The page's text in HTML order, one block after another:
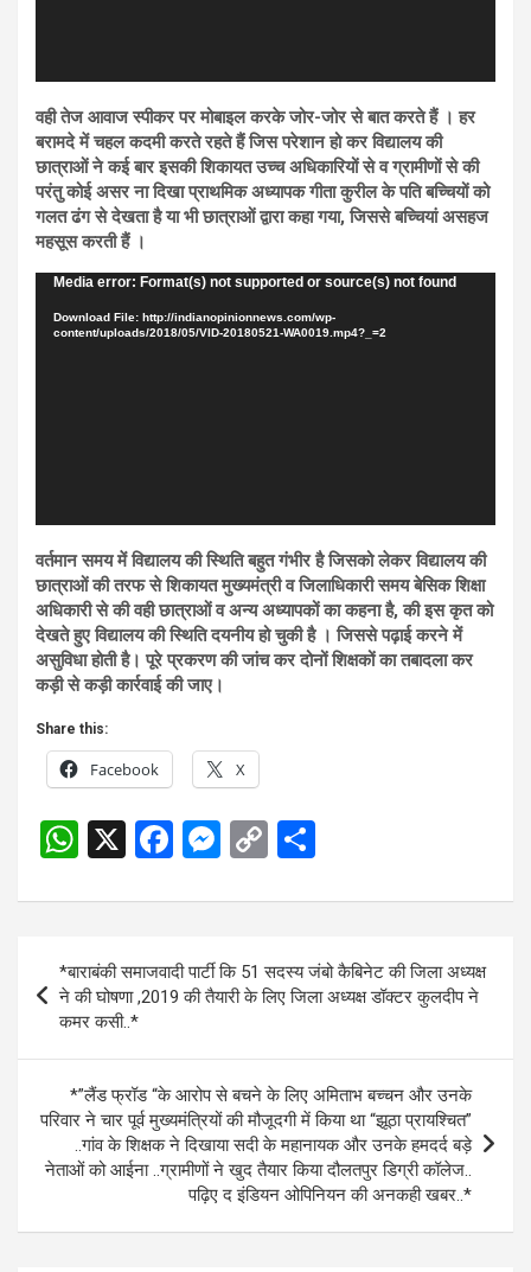
वही तेज आवाज स्पीकर पर मोबाइल करके जोर-जोर से बात करते हैं । हर
बरामदे में चहल कदमी करते रहते हैं जिस परेशान हो कर विद्यालय की
छात्राओं ने कई बार इसकी शिकायत उच्च अधिकारियों से व ग्रामीणों से की
परंतु कोई असर ना दिखा प्राथमिक अध्यापक गीता कुरील के पति बच्चियों को
गलत ढंग से देखता है या भी छात्राओं द्वारा कहा गया, जिससे बच्चियां असहज
महसूस करती हैं ।
Video
Media error: Format(s) not supported or source(s) not found
Download File: http://indianopinionnews.com/wp-
content/uploads/2018/05/VID-20180521-WA0019.mp4?_=2
वर्तमान समय में विद्यालय की स्थिति बहुत गंभीर है जिसको लेकर विद्यालय की
छात्राओं की तरफ से शिकायत मुख्यमंत्री व जिलाधिकारी समय बेसिक शिक्षा
अधिकारी से की वही छात्राओं व अन्य अध्यापकों का कहना है, की इस कृत को
देखते हुए विद्यालय की स्थिति दयनीय हो चुकी है । जिससे पढ़ाई करने में
असुविधा होती है। पूरे प्रकरण की जांच कर दोनों शिक्षकों का तबादला कर
कड़ी से कड़ी कार्रवाई की जाए।
Share this:
Facebook X
W
at
A
p
p
X
F
ce
b
o
k
M
se
n
g
C
py
n
ar
e
navigation
*बाराबंकी समाजवादी पार्टी कि 51 सदस्य जंबो कैबिनेट की जिला अध्यक्ष
ने की घोषणा ,2019 की तैयारी के लिए जिला अध्यक्ष डॉक्टर कुलदीप ने
कमर कसी..*
*”लैंड फ्रॉड “के आरोप से बचने के लिए अमिताभ बच्चन और उनके
परिवार ने चार पूर्व मुख्यमंत्रियों की मौजूदगी में किया था “झूठा प्रायश्चित”
..गांव के शिक्षक ने दिखाया सदी के महानायक और उनके हमदर्द बड़े
नेताओं को आईना ..ग्रामीणों ने खुद तैयार किया दौलतपुर डिग्री कॉलेज..
पढ़िए द इंडियन ओपिनियन की अनकही खबर..*